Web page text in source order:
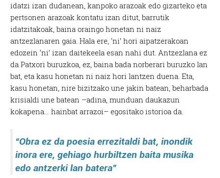
idatzi izan dudanean, kanpoko arazoak edo gizarteko eta
pertsonen arazoak kontatu izan ditut, barrutik
idatzitakoak, baina oraingo honetan ni naiz
antzezlanaren gaia. Hala ere, ‘ni’ hori aipatzerakoan
edozein ‘ni’ izan daitekeela esan nahi dut. Antzezlana ez
da Patxori buruzkoa, ez, baina bada norberari buruzko lan
bat, eta kasu honetan ni naiz hori lantzen duena. Eta,
kasu honetan, nire bizitzako une jakin batean, beharbada
krisialdi une batean –adina, munduan daukazun
kokapena… hainbat arrazoi– egositako istorioa da.
“Obra ez da poesia errezitaldi bat, inondik
inora ere, gehiago hurbiltzen baita musika
edo antzerki lan batera”